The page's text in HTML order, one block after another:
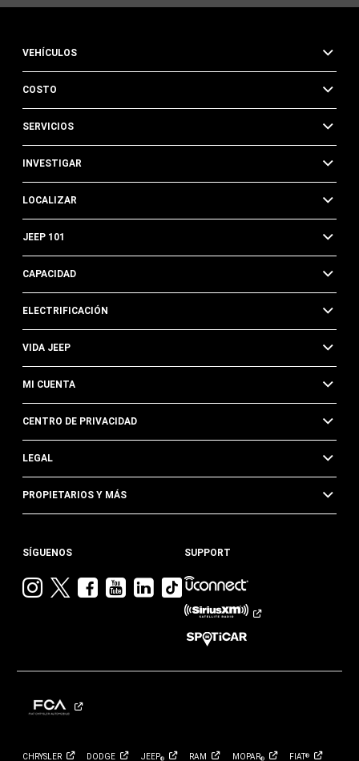
VEHÍCULOS
COSTO
SERVICIOS
INVESTIGAR
LOCALIZAR
JEEP 101
CAPACIDAD
ELECTRIFICACIÓN
VIDA JEEP
MI CUENTA
CENTRO DE PRIVACIDAD
LEGAL
PROPIETARIOS Y MÁS
SÍGUENOS
VisitaVisitaVisitaVisita
YouTube
Visita
Jeep
Linkedin
Visita
Jeep
en
TikTok
SUPPORT
CHRYSLER DODGE JEEP® RAM MOPAR® FIAT®